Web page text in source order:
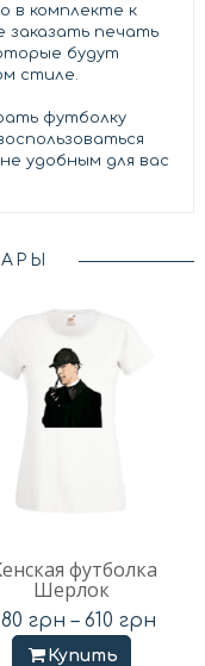
в комплекте к
печать
будут
стиле.
футболку
удобным для вас
футболка
Шерлок
грн – 610 грн
Купить